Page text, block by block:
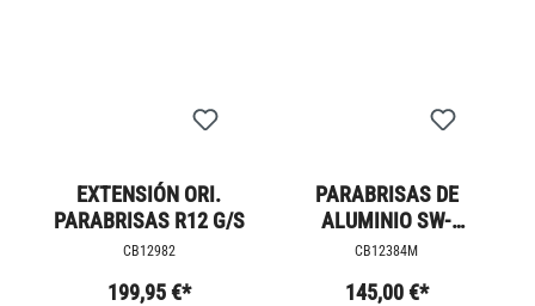
EXTENSIÓN ORI.
PARABRISAS R12 G/S
CB12982
199,95 €*
PARABRISAS DE
ALUMINIO SW-
MOTECH
CB12384M
145,00 €*